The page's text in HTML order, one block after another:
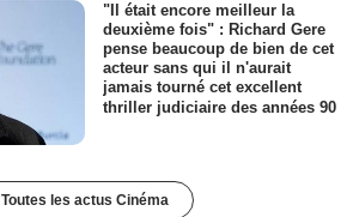
"Il était encore meilleur la
deuxième fois" : Richard Gere
pense beaucoup de bien de cet
acteur sans qui il n'aurait
jamais tourné cet excellent
thriller judiciaire des années 90
Toutes les actus Cinéma